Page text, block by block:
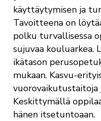
käyttäytymisen ja
Tavoitteena on
polku turvallisessa
sujuvaa kouluarkea.
ikätason
mukaan. Kasvu-
vuorovaikutustaitoja
Keskittymällä
hänen itsetuntoaan.